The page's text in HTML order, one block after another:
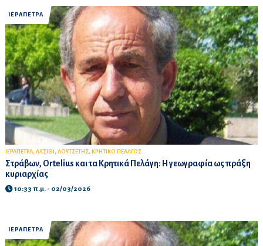
ΙΕΡΑΠΕΤΡΑ
ΙΕΡΑΠΕΤΡΑ, ΛΑΣΙΘΙ , ΛΟΥΤΣΕΤΗΣ, ΚΡΗΤΙΚΟ ΠΕΛΑΓΟΣ
Στράβων, Ortelius και τα Κρητικά Πελάγη: Η γεωγραφία ως πράξη
κυριαρχίας
10:33 π.μ. - 02/03/2026
ΙΕΡΑΠΕΤΡΑ